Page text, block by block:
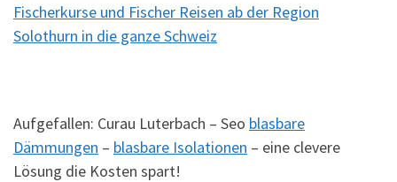
Fischerkurse und Fischer Reisen ab der Region
Solothurn in die ganze Schweiz
Aufgefallen: Curau Luterbach – Seo blasbare
Dämmungen – blasbare Isolationen – eine clevere
Lösung die Kosten spart!